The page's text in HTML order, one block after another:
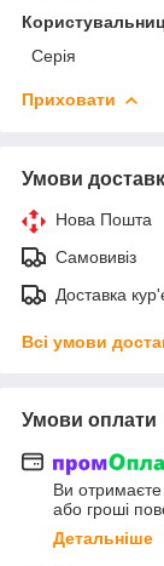
Серія
Приховати
Умови
Нова Пошта
Самовивіз
Доставка
Всі умови
Умови оплати
Ви
або гроші
Детальніше